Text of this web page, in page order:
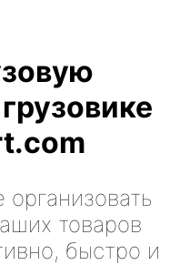
товаров
быстро и